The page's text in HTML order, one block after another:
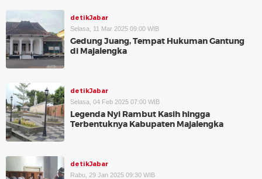
detikJabar
Selasa, 11 Mar 2025 09:00 WIB
Gedung Juang, Tempat Hukuman Gantung
di Majalengka
detikJabar
Selasa, 04 Feb 2025 07:00 WIB
Legenda Nyi Rambut Kasih hingga
Terbentuknya Kabupaten Majalengka
detikJabar
Rabu, 29 Jan 2025 09:30 WIB